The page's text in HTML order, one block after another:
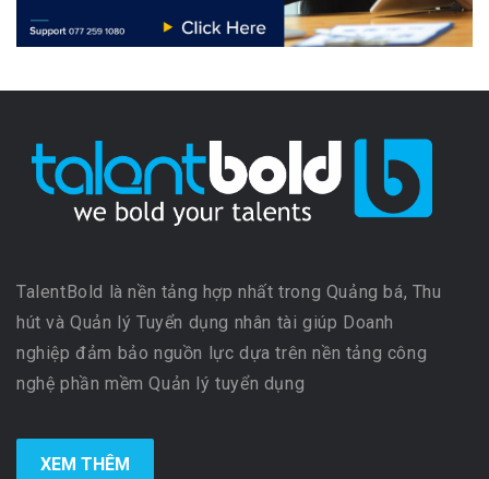
TalentBold là nền tảng hợp nhất trong Quảng bá, Thu
hút và Quản lý Tuyển dụng nhân tài giúp Doanh
nghiệp đảm bảo nguồn lực dựa trên nền tảng công
nghệ phần mềm Quản lý tuyển dụng
XEM THÊM